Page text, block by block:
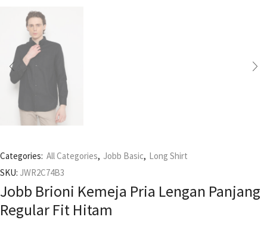
Categories: All Categories, Jobb Basic, Long Shirt
SKU: JWR2C74B3
Jobb Brioni Kemeja Pria Lengan Panjang
Regular Fit Hitam